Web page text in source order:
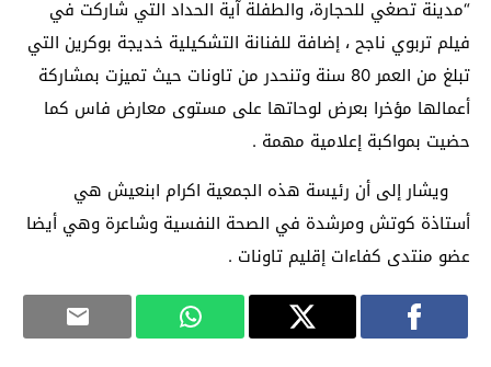
“مدينة تصغي للحجارة، والطفلة آية الحداد التي شاركت في
فيلم تربوي ناجح ، إضافة للفنانة التشكيلية خديجة بوكرين التي
تبلغ من العمر 80 سنة وتنحدر من تاونات حيث تميزت بمشاركة
أعمالها مؤخرا بعرض لوحاتها على مستوى معارض فاس كما
حضيت بمواكبة إعلامية مهمة .
ويشار إلى أن رئيسة هذه الجمعية اكرام ابنعيش هي
أستاذة كوتش ومرشدة في الصحة النفسية وشاعرة وهي أيضا
عضو منتدى كفاءات إقليم تاونات .